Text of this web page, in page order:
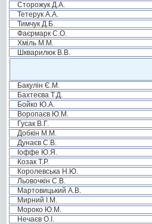
Сторожук Д.А.
Тетерук А.А.
Тимчук Д.Б.
Фаєрмарк С.О.
Хміль М.М.
Шкварилюк В.В.
Бакулін Є.М.
Бахтеєва Т.Д.
Бойко Ю.А.
Воропаєв Ю.М.
Гусак В.Г.
Добкін М.М.
Дунаєв С.В.
Іоффе Ю.Я.
Козак Т.Р.
Королевська Н.Ю.
Льовочкін С.В.
Мартовицький А.В.
Мирний І.М.
Мороко Ю.М.
Нечаєв О.І.